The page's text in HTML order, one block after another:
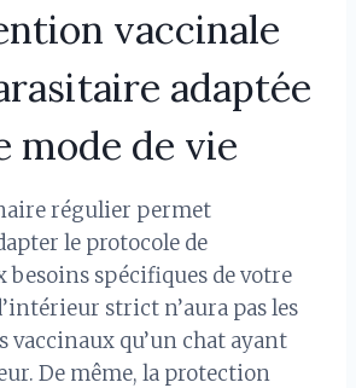
vaccinale
adaptée
mode de vie
régulier permet
le protocole de
besoins spécifiques de votre
strict n’aura pas les
vaccinaux qu’un chat ayant
De même, la protection